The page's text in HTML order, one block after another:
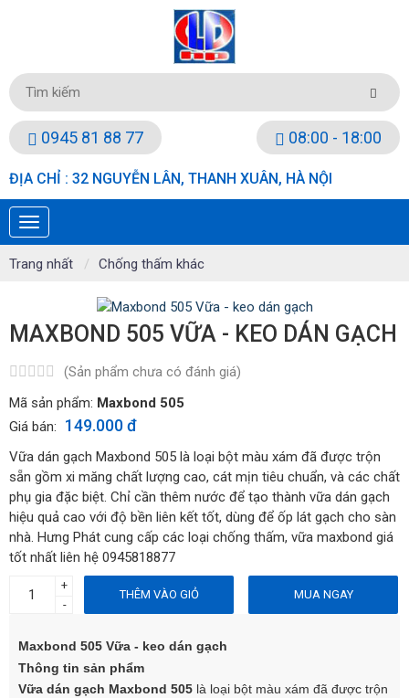
0945 81 88 77 08:00 - 18:00
ĐỊA CHỈ : 32 NGUYỄN LÂN, THANH XUÂN, HÀ NỘI
Trang nhất Chống thấm khác
MAXBOND 505 VỮA - KEO DÁN GẠCH
(Sản phẩm chưa có đánh giá)
Mã sản phẩm: Maxbond 505
Giá bán:
149.000 đ
Vữa dán gạch Maxbond 505 là loại bột màu xám đã được trộn
sẵn gồm xi măng chất lượng cao, cát mịn tiêu chuẩn, và các chất
phụ gia đặc biệt. Chỉ cần thêm nước để tạo thành vữa dán gạch
hiệu quả cao với độ bền liên kết tốt, dùng để ốp lát gạch cho sàn
nhà. Hưng Phát cung cấp các loại chống thấm, vữa maxbond giá
tốt nhất liên hệ 0945818877
+
-
THÊM VÀO GIỎ MUA NGAY
Maxbond 505 Vữa - keo dán gạch
Thông tin sản phẩm
Vữa dán gạch Maxbond 505 là loại bột màu xám đã được trộn